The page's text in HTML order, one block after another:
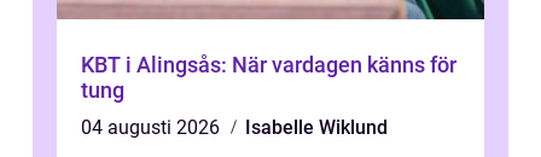
KBT i Alingsås: När vardagen känns för
tung
04 augusti 2026
Isabelle Wiklund